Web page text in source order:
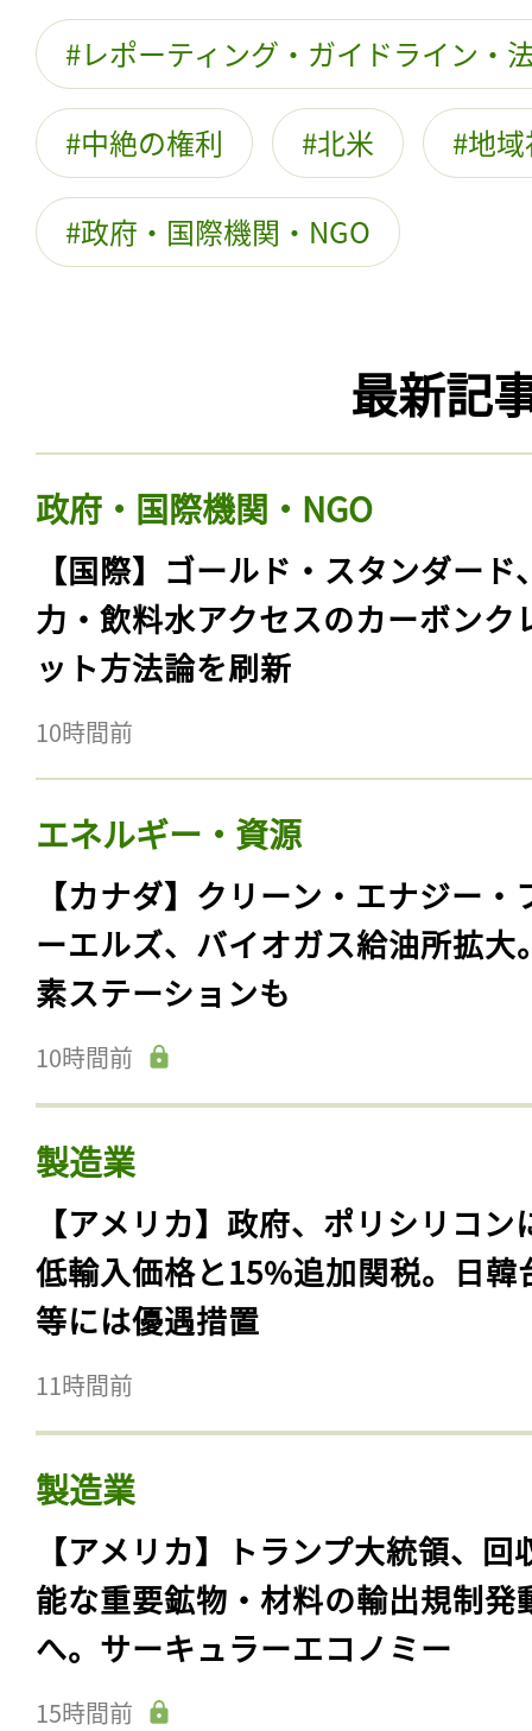
レポーティング・ガイドライン・
中絶の権利 北米 地
政府・国際機関・NGO
最新記
政府・国際機関・NGO
【国際】ゴールド・スタンダード
力・飲料水アクセスのカーボンク
ット方法論を刷新
10時間前
エネルギー・資源
【カナダ】クリーン・エナジー・
ーエルズ、バイオガス給油所拡大
素ステーションも
10時間前
製造業
【アメリカ】政府、ポリシリコン
低輸入価格と15%追加関税。日韓
等には優遇措置
11時間前
製造業
【アメリカ】トランプ大統領、回
能な重要鉱物・材料の輸出規制発
へ。サーキュラーエコノミー
15時間前